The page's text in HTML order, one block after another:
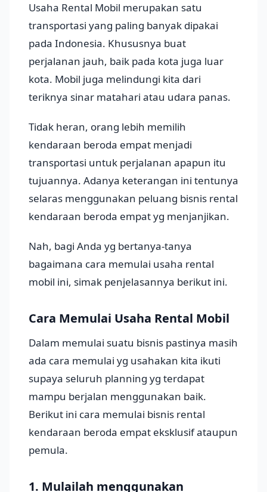
Usaha Rental Mobil merupakan satu
transportasi yang paling banyak dipakai
pada Indonesia. Khususnya buat
perjalanan jauh, baik pada kota juga luar
kota. Mobil juga melindungi kita dari
teriknya sinar matahari atau udara panas.
Tidak heran, orang lebih memilih
kendaraan beroda empat menjadi
transportasi untuk perjalanan apapun itu
tujuannya. Adanya keterangan ini tentunya
selaras menggunakan peluang bisnis rental
kendaraan beroda empat yg menjanjikan.
Nah, bagi Anda yg bertanya-tanya
bagaimana cara memulai usaha rental
mobil ini, simak penjelasannya berikut ini.
Cara Memulai Usaha Rental Mobil
Dalam memulai suatu bisnis pastinya masih
ada cara memulai yg usahakan kita ikuti
supaya seluruh planning yg terdapat
mampu berjalan menggunakan baik.
Berikut ini cara memulai bisnis rental
kendaraan beroda empat eksklusif ataupun
pemula.
1. Mulailah menggunakan